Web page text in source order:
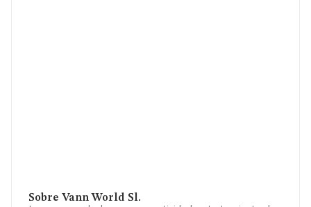
Sobre Vann World Sl.